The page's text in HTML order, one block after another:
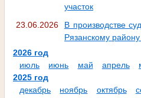
участок
23.06.2026
В производстве
Рязанскому
2026 год
июль
июнь май апрель
2025 год
декабрь
ноябрь октябрь